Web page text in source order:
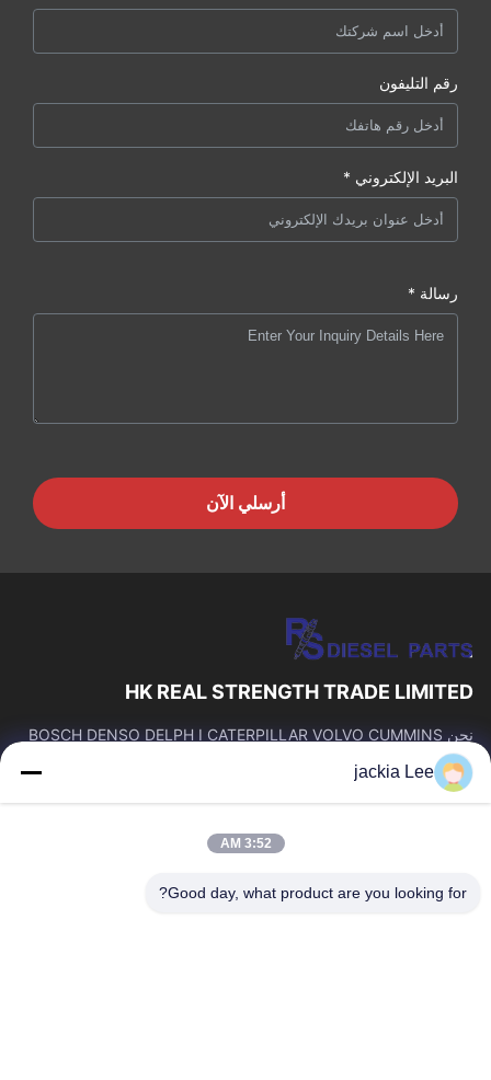
رقم التليفون
البريد الإلكتروني *
رسالة *
أرسلي الآن
HK REAL STRENGTH TRADE LIMITED
نحن BOSCH DENSO DELPH I CATERPILLAR VOLVO CUMMINS
9523.
روابط سريعة
المنتجات
حولنا
جولة في المصنع
jackia Lee
3:52 AM
Good day, what product are you looking for?